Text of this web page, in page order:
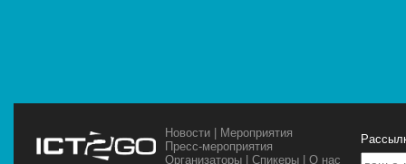
Новости | Мероприятия
Пресс-мероприятия
Организаторы |Спикеры |О нас